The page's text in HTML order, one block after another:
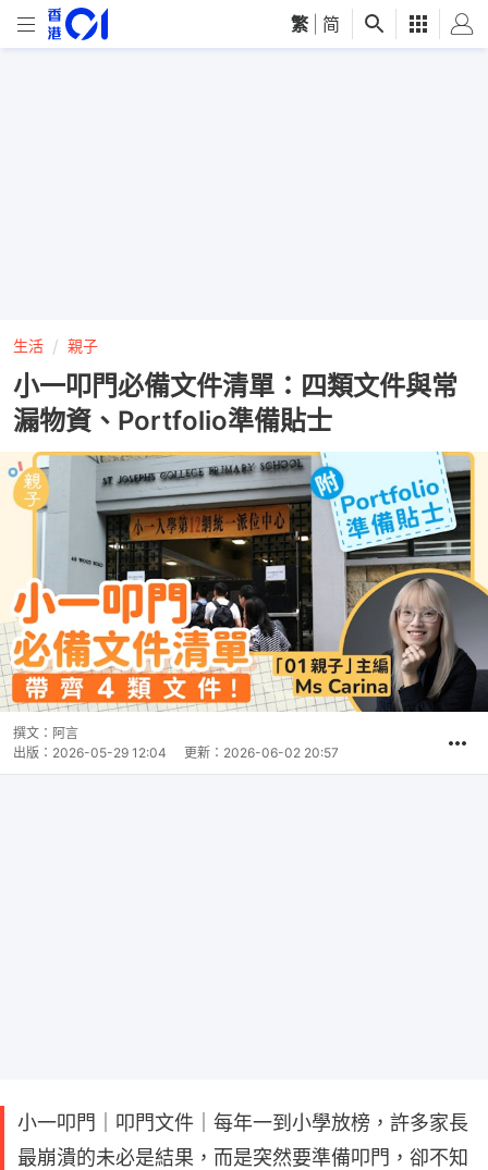
繁 简
生活 親子
小一叩門必備文件清單：四類文件與常
漏物資、Portfolio準備貼士
撰文： 阿言
出版： 2026-05-29 12:04 更新： 2026-06-02 20:57
小一叩門｜叩門文件｜每年一到小學放榜，許多家長
最崩潰的未必是結果，而是突然要準備叩門，卻不知